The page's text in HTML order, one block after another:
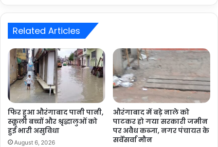
Related Articles
फिर हुआ औरंगाबाद पानी पानी,
स्कूली बच्चों और श्रृद्धालुओं को
हुई भारी असुविधा
August 6, 2026
औरंगाबाद में बड़े नाले को
पाटकर हो गया सरकारी जमीन
पर अवैध कब्जा, नगर पंचायत के
सर्वेसर्वा मौन